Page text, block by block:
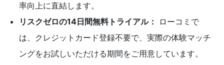
率向上に直結します。
リスクゼロの14日間無料トライアル：
ローコミで
は、クレジットカード登録不要で、実際の体験マッチ
ングをお試しいただける期間をご用意しています。